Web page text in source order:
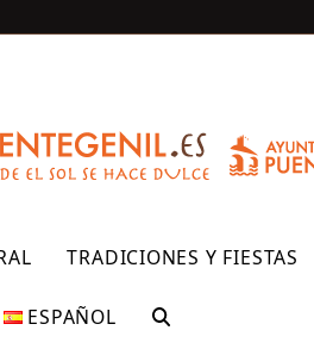
TRADICIONES Y FIESTAS
ESPAÑOL